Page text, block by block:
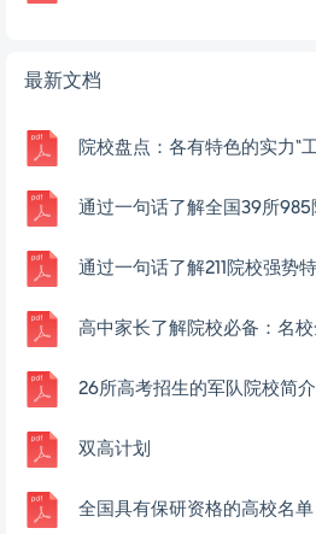
最新文档
院校盘点：各有特色的实力“
通过一句话了解全国39所985
通过一句话了解211院校强势
高中家长了解院校必备：名
26所高考招生的军队院校简
双高计划
全国具有保研资格的高校名单